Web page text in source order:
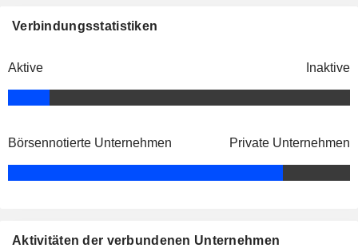
GRINDR INC.
Internet Software/Services
Paula Stern
The Toy Association, Inc.
Kathrin Belliveau
Verbindungsstatistiken
Aktive Inaktive
Börsennotierte Unternehmen Private Unternehmen
Aktivitäten der verbundenen Unternehmen